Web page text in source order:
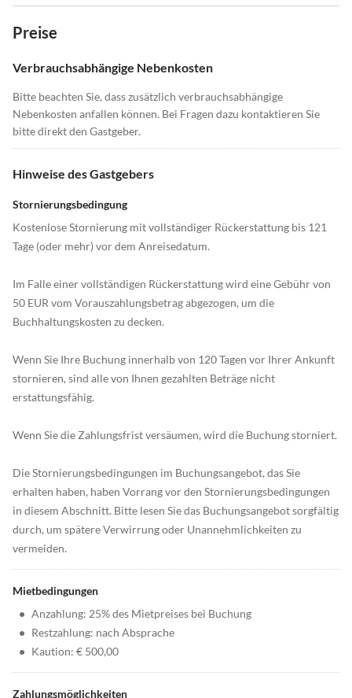
Preise
Verbrauchsabhängige Nebenkosten
Bitte beachten Sie, dass zusätzlich verbrauchsabhängige
Nebenkosten anfallen können. Bei Fragen dazu kontaktieren Sie
bitte direkt den Gastgeber.
Hinweise des Gastgebers
Stornierungsbedingung
Kostenlose Stornierung mit vollständiger Rückerstattung bis 121
Tage (oder mehr) vor dem Anreisedatum.
Im Falle einer vollständigen Rückerstattung wird eine Gebühr von
50 EUR vom Vorauszahlungsbetrag abgezogen, um die
Buchhaltungskosten zu decken.
Wenn Sie Ihre Buchung innerhalb von 120 Tagen vor Ihrer Ankunft
stornieren, sind alle von Ihnen gezahlten Beträge nicht
erstattungsfähig.
Wenn Sie die Zahlungsfrist versäumen, wird die Buchung storniert.
Die Stornierungsbedingungen im Buchungsangebot, das Sie
erhalten haben, haben Vorrang vor den Stornierungsbedingungen
in diesem Abschnitt. Bitte lesen Sie das Buchungsangebot sorgfältig
durch, um spätere Verwirrung oder Unannehmlichkeiten zu
vermeiden.
Mietbedingungen
• Anzahlung: 25% des Mietpreises bei Buchung
• Restzahlung: nach Absprache
• Kaution: € 500,00
Zahlungsmöglichkeiten